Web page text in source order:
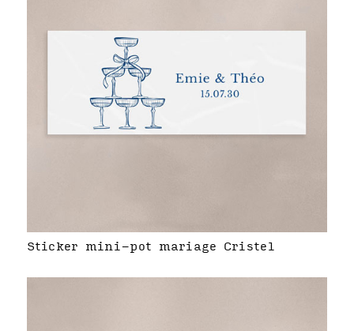
Sticker mini-pot mariage Cristel